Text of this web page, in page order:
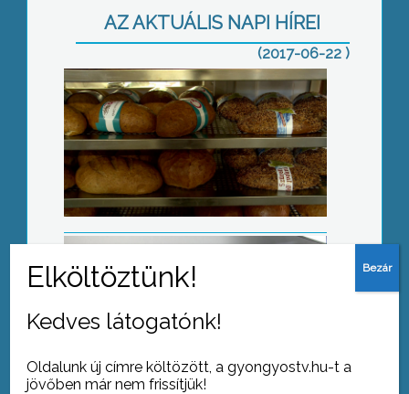
AZ AKTUÁLIS NAPI HÍREI
(2017-06-22 )
Másodfokú hőségriasztás
Csak saját felelősségre
Kedves látogatónk!
Oldalunk új címre költözött, a gyongyostv.hu-t a
jövőben már nem frissítjük!